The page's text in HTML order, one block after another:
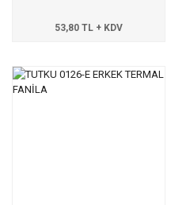
53,80 TL + KDV